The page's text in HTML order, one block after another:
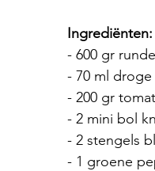
Ingrediënten:
- 600 gr
- 70 ml
- 200 gr
- 2 mini bol
- 2 stengels
- 1 groene